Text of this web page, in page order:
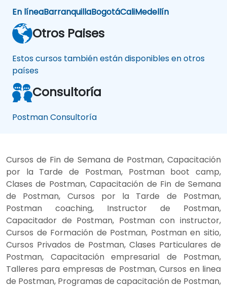
En líneaBarranquillaBogotáCaliMedellín
Otros Paises
Estos cursos también están disponibles en otros
países
Consultoría
Postman Consultoría
Cursos de Fin de Semana de Postman, Capacitación
por la Tarde de Postman, Postman boot camp,
Clases de Postman, Capacitación de Fin de Semana
de Postman, Cursos por la Tarde de Postman,
Postman coaching, Instructor de Postman,
Capacitador de Postman, Postman con instructor,
Cursos de Formación de Postman, Postman en sitio,
Cursos Privados de Postman, Clases Particulares de
Postman, Capacitación empresarial de Postman,
Talleres para empresas de Postman, Cursos en linea
de Postman, Programas de capacitación de Postman,